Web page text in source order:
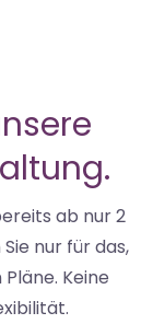
ab nur 2
nur für das,
Keine